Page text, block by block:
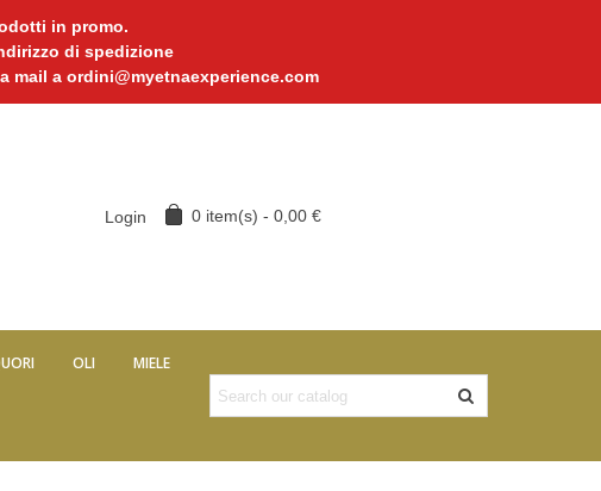
in promo.
di spedizione
mail a ordini@myetnaexperience.com
Login 0 item(s) - 0,00 €
OLI MIELE